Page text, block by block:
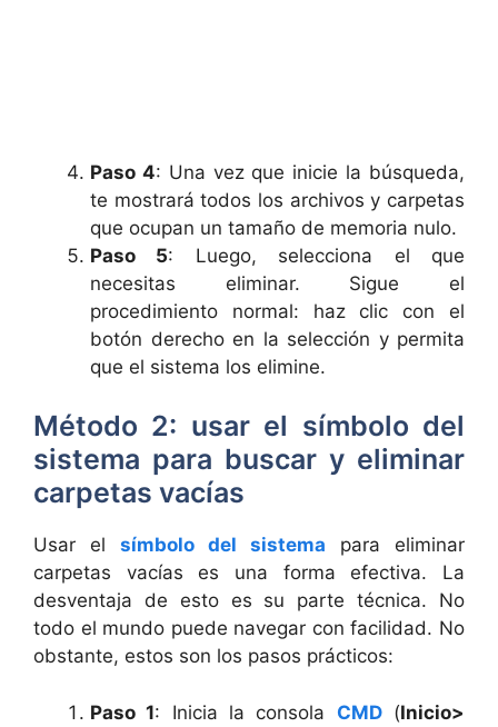
Paso 4: Una vez que inicie la búsqueda,
te mostrará todos los archivos y carpetas
que ocupan un tamaño de memoria nulo.
Paso 5: Luego, selecciona el que
necesitas eliminar. Sigue el
procedimiento normal: haz clic con el
botón derecho en la selección y permita
que el sistema los elimine.
Método 2: usar el símbolo del
sistema para buscar y eliminar
carpetas vacías
Usar el símbolo del sistema para eliminar
carpetas vacías es una forma efectiva. La
desventaja de esto es su parte técnica. No
todo el mundo puede navegar con facilidad. No
obstante, estos son los pasos prácticos:
Paso 1: Inicia la consola CMD(Inicio>